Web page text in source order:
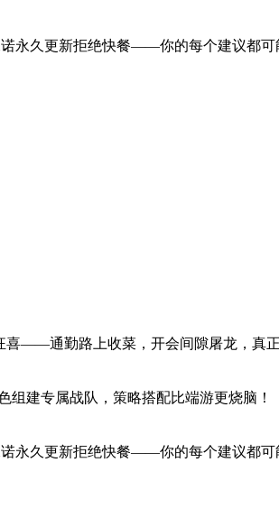
永久更新拒绝快餐——你的每个建议都可
——通勤路上收菜，开会间隙屠龙，真
建专属战队，策略搭配比端游更烧脑！
永久更新拒绝快餐——你的每个建议都可